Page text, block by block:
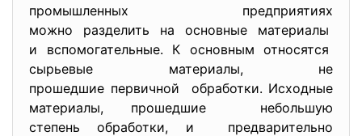
промышленных предприятиях
можно разделить на основные материалы
и вспомога­тельные. К основным относятся
сырьевые материалы, не
прошедшие первичной обработки. Исходные
материалы, прошедшие не­большую
степень обработки, и предварительно